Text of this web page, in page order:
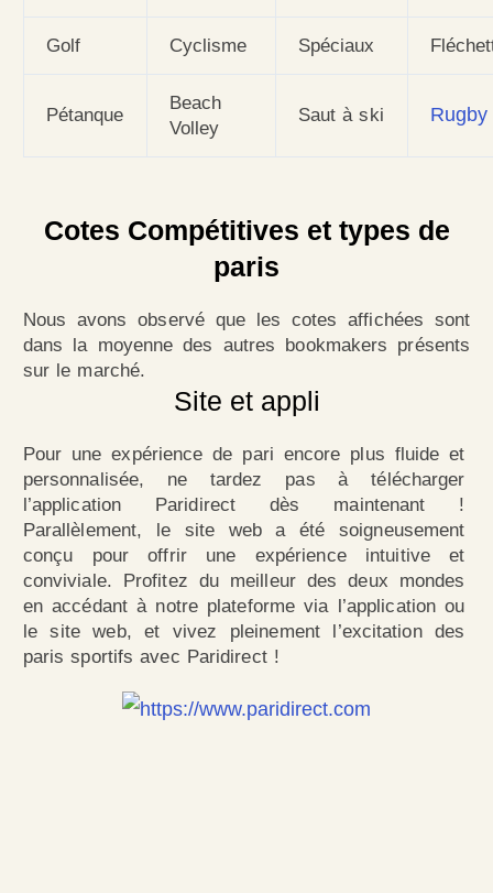
Golf Cyclisme Spéciaux
Pétanque
Beach
Volley
Saut à ski Rugby
Cotes Compétitives et types de
paris
Nous avons observé que les cotes affichées sont
dans la moyenne des autres bookmakers présents
sur le marché.
Site et appli
Pour une expérience de pari encore plus fluide et
personnalisée, ne tardez pas à télécharger
l’application Paridirect dès maintenant !
Parallèlement, le site web a été soigneusement
conçu pour offrir une expérience intuitive et
conviviale. Profitez du meilleur des deux mondes
en accédant à notre plateforme via l’application ou
le site web, et vivez pleinement l’excitation des
paris sportifs avec Paridirect !